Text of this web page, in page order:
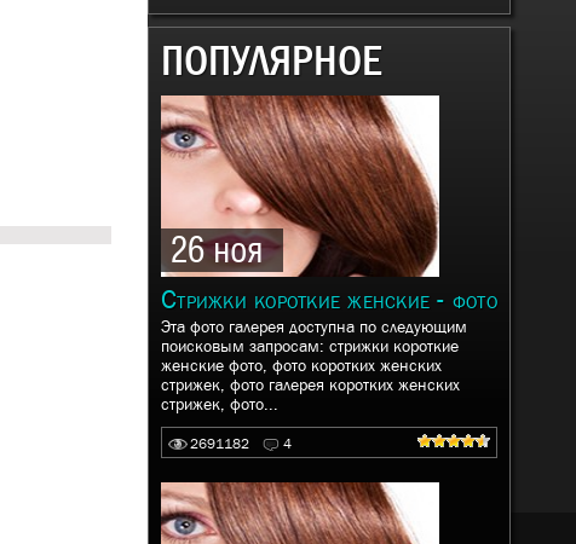
ПОПУЛЯРНОЕ
26 ноя
Стрижки короткие женские - фото
Эта фото галерея доступна по следующим
поисковым запросам: стрижки короткие
женские фото, фото коротких женских
стрижек, фото галерея коротких женских
стрижек, фото...
2691182 4